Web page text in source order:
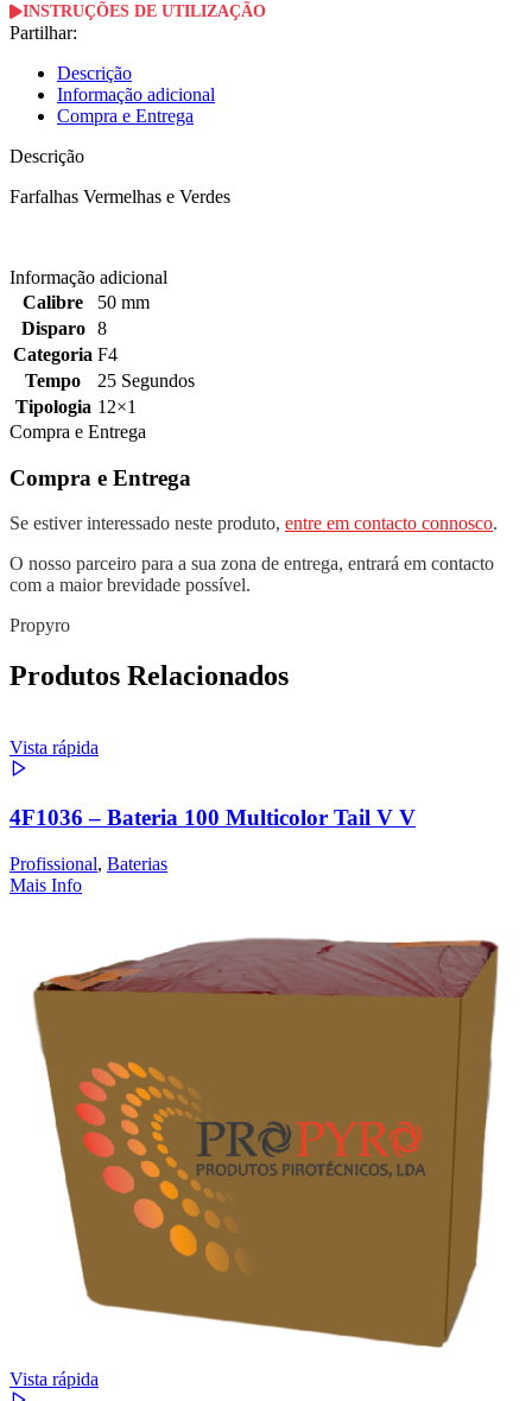
INSTRUÇÕES DE UTILIZAÇÃO
Partilhar:
Descrição
Informação adicional
Compra e Entrega
Descrição
Farfalhas Vermelhas e Verdes
Informação adicional
Calibre
50 mm
Disparo
8
Categoria F4
Tempo
25 Segundos
Tipologia 12×1
Compra e Entrega
Compra e Entrega
Se estiver interessado neste produto, entre em contacto connosco.
O nosso parceiro para a sua zona de entrega, entrará em contacto
com a maior brevidade possível.
Propyro
Produtos Relacionados
Vista rápida
4F1036 – Bateria 100 Multicolor Tail V V
Profissional, Baterias
Mais Info
Vista rápida